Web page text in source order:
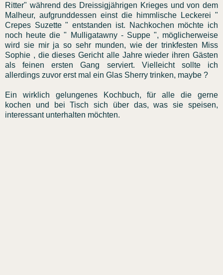
Ritter" während des Dreissigjährigen Krieges und von dem
Malheur, aufgrunddessen einst die himmlische Leckerei "
Crepes Suzette" entstanden ist. Nachkochen möchte ich
noch heute die "
Mulligatawny- Suppe ", möglicherweise
wird sie mir ja so sehr munden, wie der trinkfesten Miss
Sophie , die dieses Gericht alle Jahre wieder ihren Gästen
als feinen ersten Gang serviert. Vielleicht sollte ich
allerdings zuvor erst mal ein Glas Sherry trinken, maybe ?
Ein wirklich gelungenes Kochbuch, für alle die gerne
kochen und bei Tisch sich über das, was sie speisen,
interessant unterhalten möchten.